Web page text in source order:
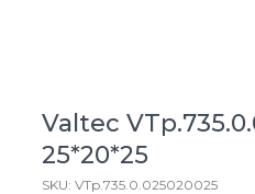
Valtec
25*20*25
SKU: VTp.735.0.025020025